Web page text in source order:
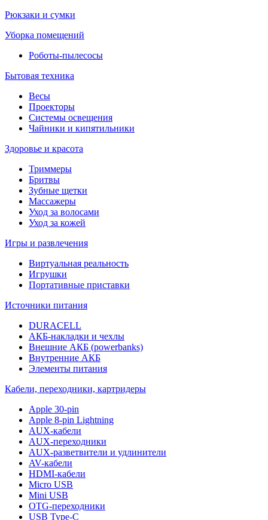
Рюкзаки и сумки
Уборка помещений
Роботы-пылесосы
Бытовая техника
Весы
Проекторы
Системы освещения
Чайники и кипятильники
Здоровье и красота
Триммеры
Бритвы
Зубные щетки
Массажеры
Уход за волосами
Уход за кожей
Игры и развлечения
Виртуальная реальность
Игрушки
Портативные приставки
Источники питания
DURACELL
АКБ-накладки и чехлы
Внешние АКБ (powerbanks)
Внутренние АКБ
Элементы питания
Кабели, переходники, картридеры
Apple 30-pin
Apple 8-pin Lightning
AUX-кабели
AUX-переходники
AUX-разветвители и удлинители
AV-кабели
HDMI-кабели
Micro USB
Mini USB
OTG-переходники
USB Type-C